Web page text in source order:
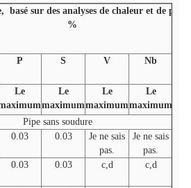
basé sur des analyses de chaleur et de
%
P S V Nb
Le
Le
maximum
Le
maximum
Le
maximum
Pipe sans soudure
0.03 0.03
Je ne sais
pas.
Je ne sais
pas.
0.03 0.03 c,d c,d